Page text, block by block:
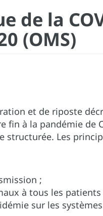
de la
(OMS)
et de riposte
fin à la pandémie
Les
;
à tous les patients
sur les